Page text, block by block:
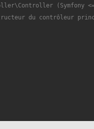
(Symfony
du contrôleur